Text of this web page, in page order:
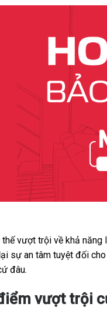
vượt trội về khả năng
sự an tâm tuyệt đối
đâu.
vượt trội